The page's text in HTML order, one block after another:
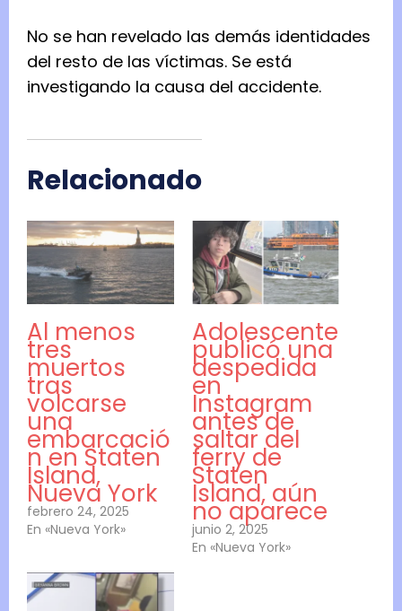
No se han revelado las demás identidades
del resto de las víctimas. Se está
investigando la causa del accidente.
Relacionado
Al menos
tres
muertos
tras
volcarse
una
embarcació
n en Staten
Island,
Nueva York
febrero 24, 2025
En «Nueva York»
Adolescente
publicó una
despedida
en
Instagram
antes de
saltar del
ferry de
Staten
Island, aún
no aparece
junio 2, 2025
En «Nueva York»